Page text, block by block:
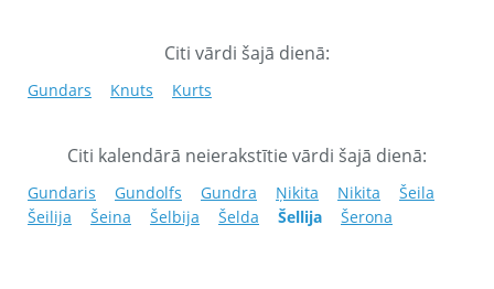
Citi vārdi šajā dienā:
Gundars Knuts Kurts
Citi kalendārā neierakstītie vārdi šajā dienā:
Gundaris Gundolfs Gundra Ņikita Nikita
Šeila
Šeilija
Šeina Šelbija Šelda Šellija Šerona